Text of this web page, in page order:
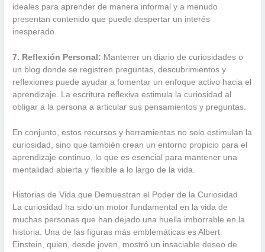
ideales para aprender de manera informal y a menudo
presentan contenido que puede despertar un interés
inesperado.
7. Reflexión Personal: Mantener un diario de curiosidades o
un blog donde se registren preguntas, descubrimientos y
reflexiones puede ayudar a fomentar un enfoque activo hacia el
aprendizaje. La escritura reflexiva estimula la curiosidad al
obligar a la persona a articular sus pensamientos y preguntas.
En conjunto, estos recursos y herramientas no solo estimulan la
curiosidad, sino que también crean un entorno propicio para el
aprendizaje continuo, lo que es esencial para mantener una
mentalidad abierta y flexible a lo largo de la vida.
Historias de Vida que Demuestran el Poder de la Curiosidad
La curiosidad ha sido un motor fundamental en la vida de
muchas personas que han dejado una huella imborrable en la
historia. Una de las figuras más emblemáticas es Albert
Einstein, quien, desde joven, mostró un insaciable deseo de